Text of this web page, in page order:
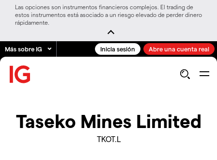
Las opciones son instrumentos financieros complejos. El trading de
estos instrumentos está asociado a un riesgo elevado de perder dinero
rápidamente.
Más sobre IG Inicia sesión Abre una cuenta real
Taseko Mines Limited
TKOT.L